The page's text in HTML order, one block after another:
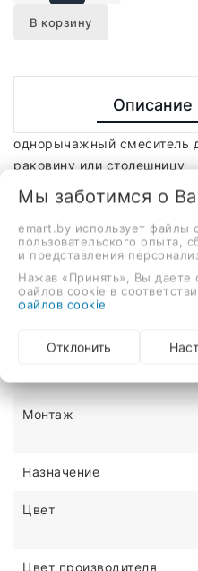
В корзину
Описание
однорычажный смеситель
раковину или столешницу
Количество монтажных
отверстий
Материал
Медицинский
Монтаж
Назначение
Цвет
Цвет производителя
Мы заботимся о
emart.by использует файлы
пользовательского опыта,
и представления
Нажав «Принять», Вы даете
файлов cookie в
файлов cookie
Отклонить